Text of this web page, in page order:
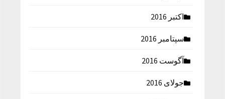
اکتبر 2016
سپتامبر 2016
آگوست 2016
جولای 2016